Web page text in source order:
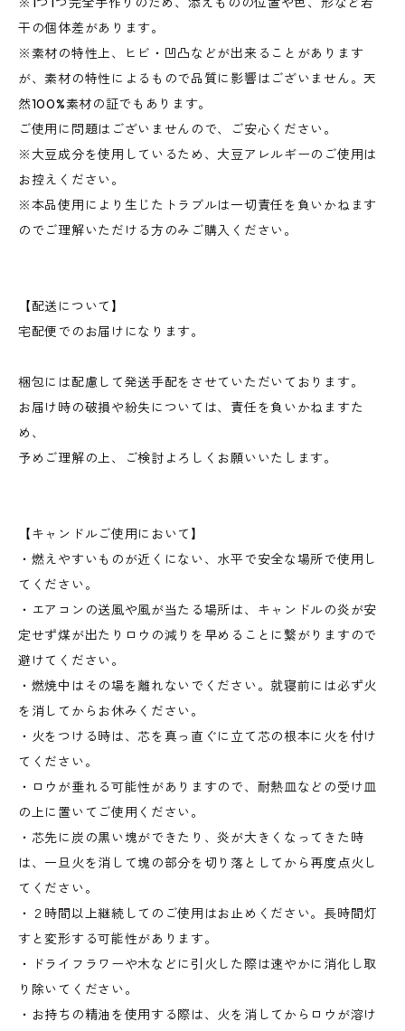
干の個体差があります。
※素材の特性上、ヒビ・凹凸などが出来ることがあります
が、素材の特性によるもので品質に影響はございません。天
然100%素材の証でもあります。
ご使用に問題はございませんので、ご安心ください。
※大豆成分を使用しているため、大豆アレルギーのご使用は
お控えください。
※本品使用により生じたトラブルは一切責任を負いかねます
のでご理解いただける方のみご購入ください。
【配送について】
宅配便でのお届けになります。
梱包には配慮して発送手配をさせていただいております。
お届け時の破損や紛失については、責任を負いかねますた
め、
予めご理解の上、ご検討よろしくお願いいたします。
【キャンドルご使用において】
・燃えやすいものが近くにない、水平で安全な場所で使用し
てください。
・エアコンの送風や風が当たる場所は、キャンドルの炎が安
定せず煤が出たりロウの減りを早めることに繋がりますので
避けてください。
・燃焼中はその場を離れないでください。就寝前には必ず火
を消してからお休みください。
・火をつける時は、芯を真っ直ぐに立て芯の根本に火を付け
てください。
・ロウが垂れる可能性がありますので、耐熱皿などの受け皿
の上に置いてご使用ください。
・芯先に炭の黒い塊ができたり、炎が大きくなってきた時
は、一旦火を消して塊の部分を切り落としてから再度点火し
てください。
・２時間以上継続してのご使用はお止めください。長時間灯
すと変形する可能性があります。
・ドライフラワーや木などに引火した際は速やかに消化し取
り除いてください。
・お持ちの精油を使用する際は、火を消してからロウが溶け